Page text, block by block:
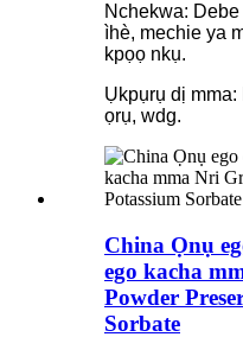
Nchekwa:
ìhè, mechie ya
kpọọ nkụ.
Ụkpụrụ dị
ọrụ, wdg.
China Ọnụ
ego kacha
Powder
Sorbate